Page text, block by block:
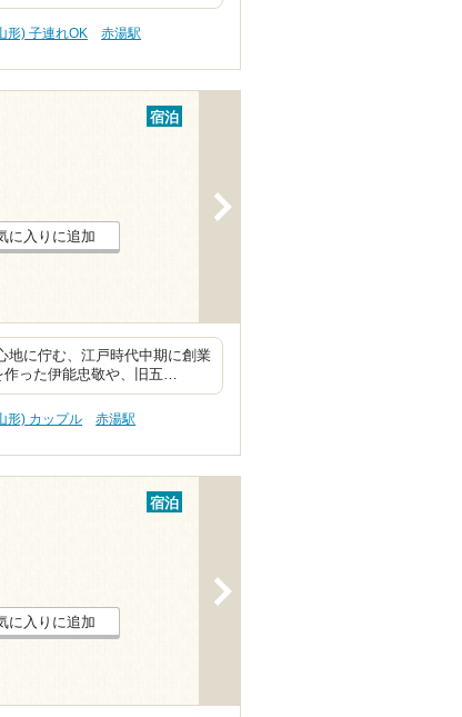
形) 子連れOK
赤湯駅
宿泊
に入りに追加
地に佇む、江戸時代中期に創業
作った伊能忠敬や、旧五…
形) カップル
赤湯駅
宿泊
に入りに追加